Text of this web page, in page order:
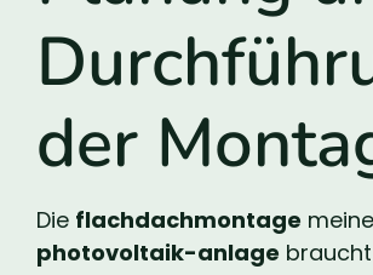
der
Die flachdachmontage
photovoltaik-anlage